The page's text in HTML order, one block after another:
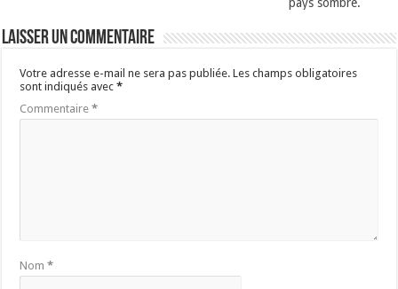
Laisser un commentaire
Votre adresse e-mail ne sera pas publiée. Les champs obligatoires
sont indiqués avec*
Commentaire*
Nom*